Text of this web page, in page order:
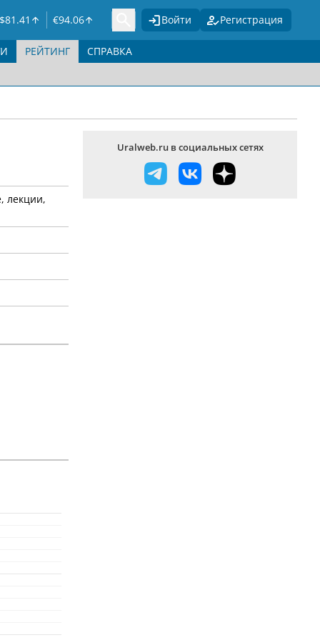
$81.41 €94.06 Войти Регистрация
РЕЙТИНГ
СПРАВКА
лекции,
Uralweb.ru в социальных сетях